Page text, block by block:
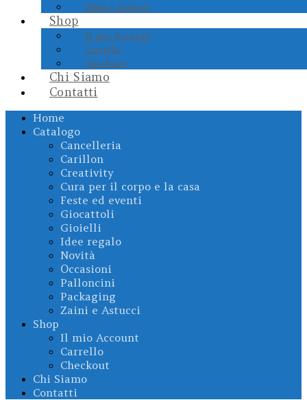
Zaini e Astucci
Shop
Il mio Account
Carrello
Checkout
Chi Siamo
Contatti
Home
Catalogo
Cancelleria
Carillon
Creativity
Cura per il corpo e la casa
Feste ed eventi
Giocattoli
Gioielli
Idee regalo
Novità
Occasioni
Palloncini
Packaging
Zaini e Astucci
Shop
Il mio Account
Carrello
Checkout
Chi Siamo
Contatti